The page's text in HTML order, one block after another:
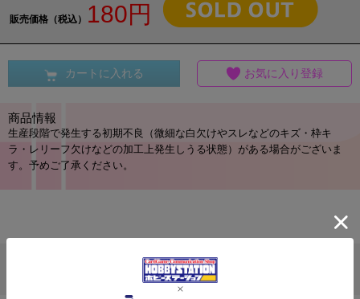
販売価格（税込） 180円
カートに入れる お気に入り登録
商品情報
生産段階で発生する初期不良（微細な白欠けやスレなどのキズ・枠キ
ラ・レリーフ欠けなどの加工上発生しうる状態）がある場合がございま
す。予めご了承ください。
この商品を買った人は、他にこんな商品を買っ